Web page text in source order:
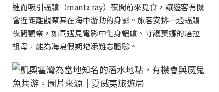
進而吸引蝠鱝（manta ray）夜間前來覓食，讓遊客有機
會近距離觀察其在海中游動的身影。旅客安排一趟蝠鱝
夜間觀察，如同遇見電影中化身蝠鱝、守護莫娜的塔拉
祖母，能為海島假期增添難忘體驗。